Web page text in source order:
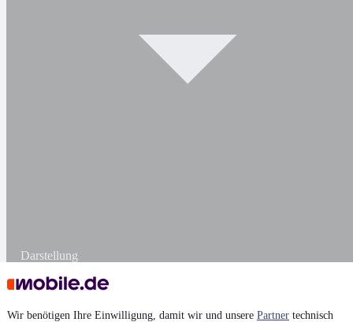
Wir benötigen Ihre Einwilligung, damit wir und unsere Partner technisch
Darstellung